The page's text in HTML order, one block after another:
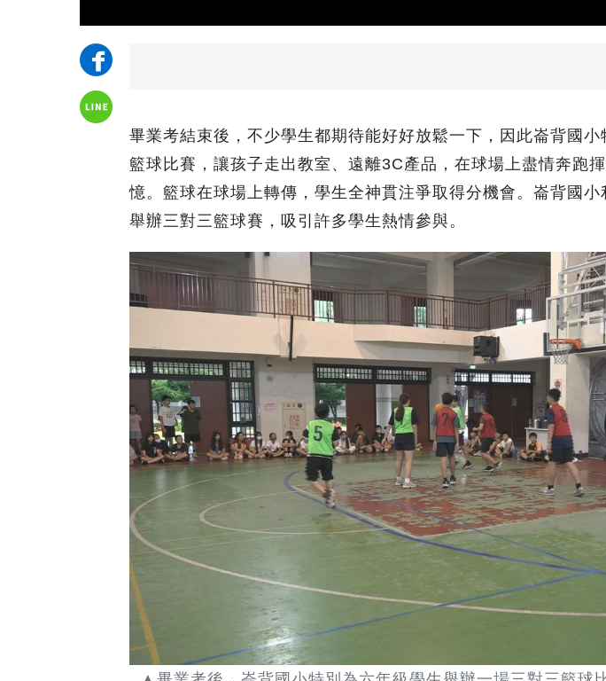
畢業考結束後，不少學生都期待能好好放鬆一下，因此崙背國
籃球比賽，讓孩子走出教室、遠離3C產品，在球場上盡情奔跑
憶。籃球在球場上轉傳，學生全神貫注爭取得分機會。崙背國小
舉辦三對三籃球賽，吸引許多學生熱情參與。